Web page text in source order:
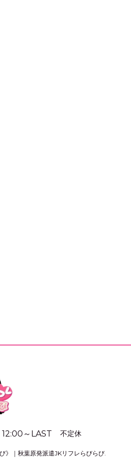
12:00 ～ LAST 不定休
》｜秋葉原発派遣JKリフレらびらび.